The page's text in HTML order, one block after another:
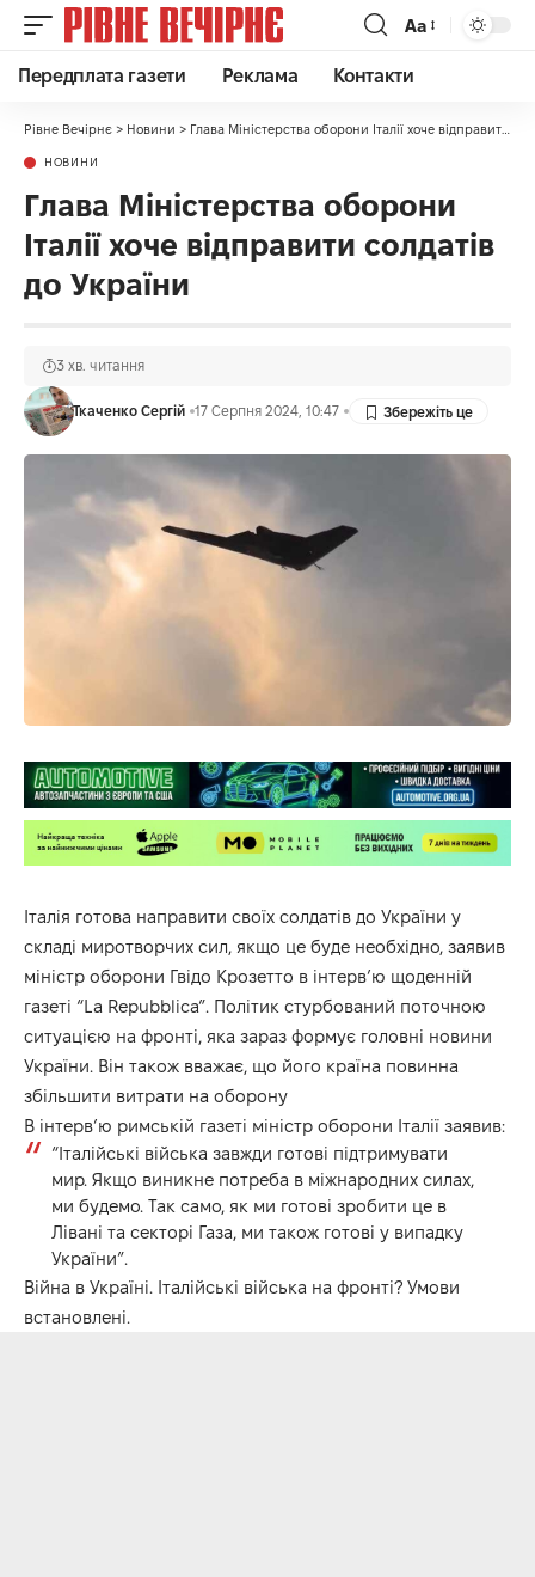
Аа
Передплата газети Реклама Контакти
Рівне Вечірнє > Новини > Глава Міністерства оборони Італії хоче відправити солдатів до України
НОВИНИ
Глава Міністерства оборони
Італії хоче відправити солдатів
до України
Ткаченко Сергій 17 Серпня 2024, 10:47
3 хв. читання
Італія готова направити своїх солдатів до України у
складі миротворчих сил, якщо це буде необхідно, заявив
міністр оборони Гвідо Крозетто в інтерв’ю щоденній
газеті “La Repubblica”. Політик стурбований поточною
ситуацією на фронті, яка зараз формує головні новини
України. Він також вважає, що його країна повинна
збільшити витрати на оборону
В інтерв’ю римській газеті міністр оборони Італії заявив:
“Італійські війська завжди готові підтримувати
мир. Якщо виникне потреба в міжнародних силах,
ми будемо. Так само, як ми готові зробити це в
Лівані та секторі Газа, ми також готові у випадку
України”.
Війна в Україні. Італійські війська на фронті? Умови
встановлені.